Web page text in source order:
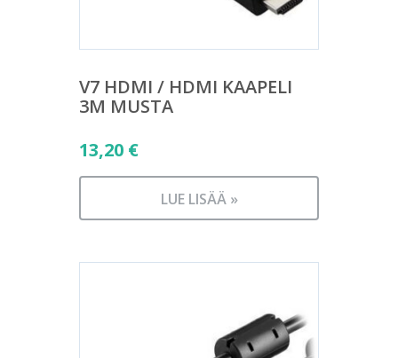
V7 HDMI / HDMI KAAPELI
3M MUSTA
13,20 €
LUE LISÄÄ »